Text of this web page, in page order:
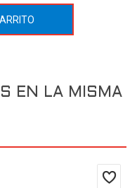
EN LA MISMA